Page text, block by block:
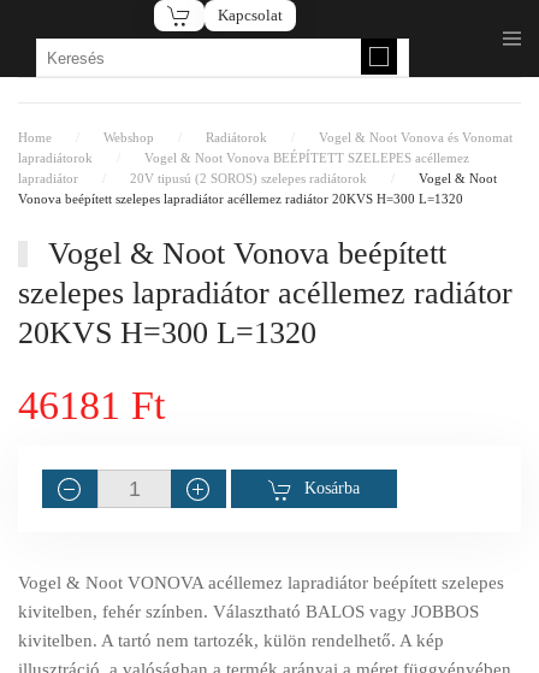
Fő tartalom átugrása
Kapcsolat
Home Webshop Radiátorok
Vogel & Noot Vonova és Vonomat
lapradiátorok
Vogel & Noot Vonova BEÉPÍTETT SZELEPES acéllemez
lapradiátor
20V tipusú (2 SOROS) szelepes radiátorok
Vogel & Noot
Vonova beépített szelepes lapradiátor acéllemez radiátor 20KVS H=300 L=1320
Vogel & Noot Vonova beépített
szelepes lapradiátor acéllemez radiátor
20KVS H=300 L=1320
46181 Ft
Kosárba
Vogel & Noot VONOVA acéllemez lapradiátor beépített szelepes
kivitelben, fehér színben. Választható BALOS vagy JOBBOS
kivitelben. A tartó nem tartozék, külön rendelhető. A kép